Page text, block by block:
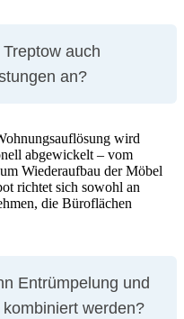
auch
an?
wird
abgewickelt – vom
Wiederaufbau der Möbel
richtet sich sowohl an
die Büroflächen
Entrümpelung und
werden?